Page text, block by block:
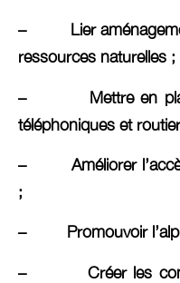
– Lier
ressources naturelles ;
– Mettre en place
téléphoniques et
– Améliorer l’accès
;
– Promouvoir
– Créer les